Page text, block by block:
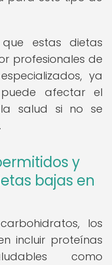
estas dietas
profesionales de
ya
afectar el
salud si no se
y
bajas en
los
incluir proteínas
como